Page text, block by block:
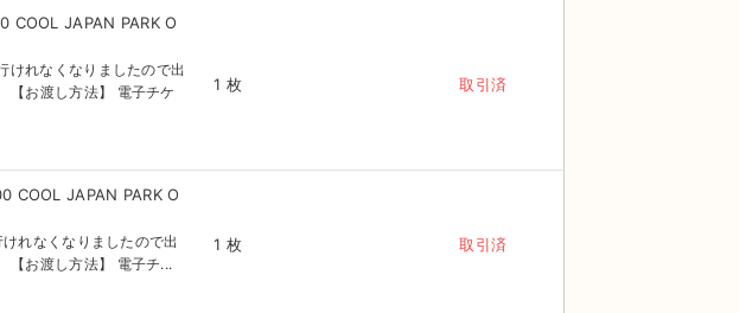
JAPAN PARK O
けれなくなりましたので出
【お渡し方法】 電子チケ
1 枚 取引済
COOL JAPAN PARK O
れなくなりましたので出
【お渡し方法】 電子チ...
1 枚 取引済